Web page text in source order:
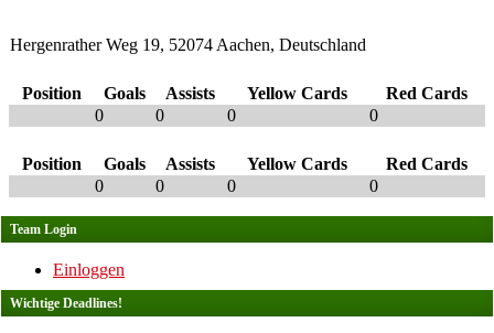
Hergenrather Weg 19, 52074 Aachen, Deutschland
Position Goals Assists Yellow Cards
Red Cards
0
0 0 0
Position Goals Assists Yellow Cards
Red Cards
0
0 0 0
Team Login
Einloggen
Wichtige Deadlines!